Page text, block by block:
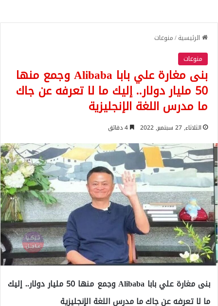
الرئيسية/منوعات
منوعات
بنى مغارة علي بابا Alibaba وجمع منها
50 مليار دولار.. إليك ما لا تعرفه عن جاك
ما مدرس اللغة الإنجليزية
الثلاثاء, 27 سبتمبر, 2022
بنى مغارة علي بابا Alibaba وجمع منها 50 مليار دولار.. إليك
ما لا تعرفه عن جاك ما مدرس اللغة الإنجليزية